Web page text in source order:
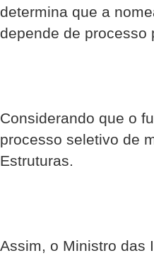
determina que a
depende de
Considerando que o
processo seletivo de
Estruturas.
Assim, o Ministro das